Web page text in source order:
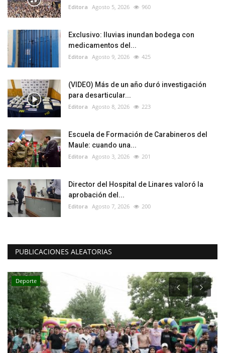
Editora Agosto 5, 2026 960
Exclusivo: lluvias inundan bodega con
medicamentos del...
Editora Agosto 9, 2026 425
(VIDEO) Más de un año duró investigación
para desarticular...
Editora Agosto 8, 2026 223
Escuela de Formación de Carabineros del
Maule: cuando una...
Editora Agosto 3, 2026 201
Director del Hospital de Linares valoró la
aprobación del...
Editora Agosto 7, 2026 200
PUBLICACIONES ALEATORIAS
Espectáculos